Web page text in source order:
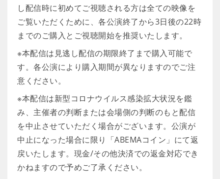
し配信時に初めてご視聴される方は全ての映像を
ご覧いただくために、各公演終了から3日後の22時
までのご購入とご視聴開始を推奨いたします。
※本配信は見逃し配信の期限終了まで購入可能で
す。各公演により購入期間が異なりますのでご注
意ください。
※本配信は新型コロナウイルス感染拡大状況を鑑
み、主催者の判断または会場側の判断のもと配信
を中止させていただく場合がございます。公演が
中止になった場合に限り「ABEMAコイン」にて返
戻いたします。現金/その他決済での返金対応でき
かねますので予めご了承ください。